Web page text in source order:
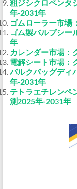
粗ジシクロペンタ
年-2031年
ゴムローラー市場
ゴム製バルブシー
年
カレンダー市場：
電解シート市場：
バルクバッグディ
年-2031年
テトラエチレンペ
測2025年-2031年